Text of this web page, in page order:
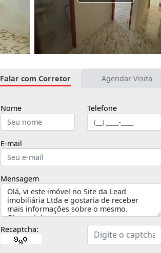
Falar com Corretor Agendar Visita
Nome Telefone
E-mail
Mensagem
Recaptcha: